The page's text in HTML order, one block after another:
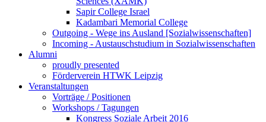
Sapir College Israel
Kadambari Memorial College
Outgoing - Wege ins Ausland [Sozialwissenschaften]
Incoming - Austauschstudium in Sozialwissenschaften
Alumni
proudly presented
Förderverein HTWK Leipzig
Veranstaltungen
Vorträge / Positionen
Workshops / Tagungen
Kongress Soziale Arbeit 2016